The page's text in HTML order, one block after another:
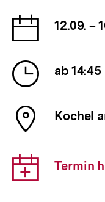
der
12.09. –
der
ab 14:45
Ort
der
Kochel
Link:
Termin